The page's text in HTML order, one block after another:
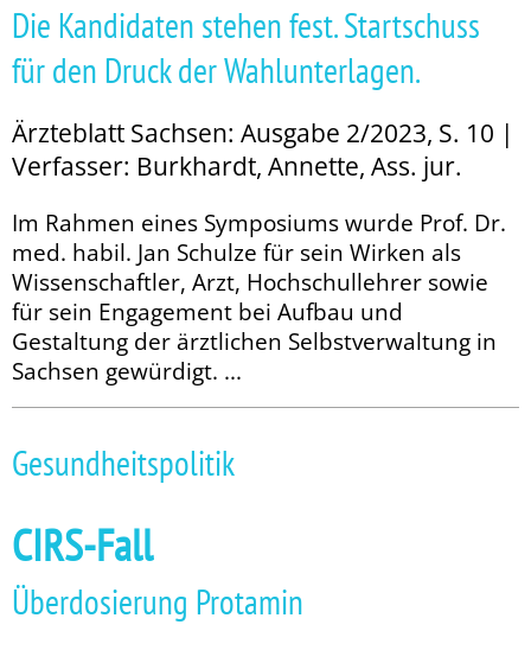
Die Kandidaten stehen fest. Startschuss
für den Druck der Wahlunterlagen.
Ärzteblatt Sachsen: Ausgabe 2/2023, S. 10 |
Verfasser: Burkhardt, Annette, Ass. jur.
Im Rahmen eines Symposiums wurde Prof. Dr.
med. habil. Jan Schulze für sein Wirken als
Wissenschaftler, Arzt, Hochschullehrer sowie
für sein Engagement bei Aufbau und
Gestaltung der ärztlichen Selbstverwaltung in
Sachsen gewürdigt. ...
Gesundheitspolitik
CIRS-Fall
Überdosierung Protamin